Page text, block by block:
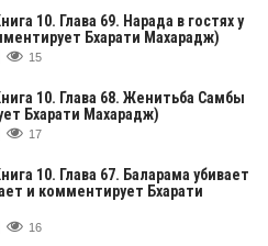
10. Глава 69. Нарада в гостях у
Бхарати Махарадж)
15
10. Глава 68. Женитьба Самбы
Бхарати Махарадж)
17
10. Глава 67. Баларама убивает
и комментирует Бхарати
16